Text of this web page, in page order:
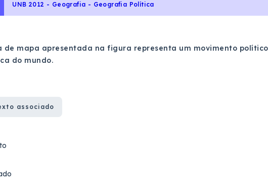
UNB 2012 - Geografia - Geografia Política
de mapa apresentada na figura representa um movimento
do mundo.
associado